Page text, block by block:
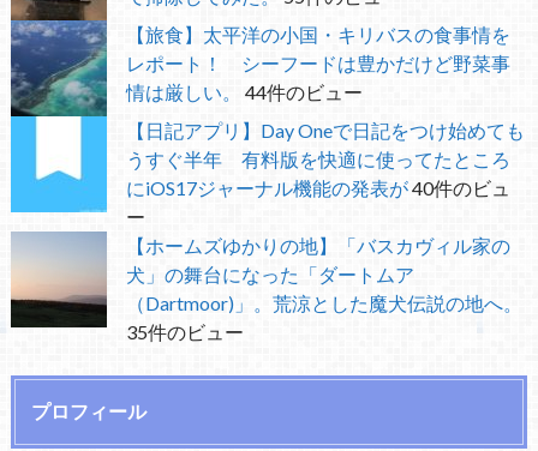
【旅食】太平洋の小国・キリバスの食事情を
レポート！ シーフードは豊かだけど野菜事
情は厳しい。
44件のビュー
【日記アプリ】Day Oneで日記をつけ始めても
うすぐ半年 有料版を快適に使ってたところ
にiOS17ジャーナル機能の発表が40件のビュ
ー
【ホームズゆかりの地】「バスカヴィル家の
犬」の舞台になった「ダートムア
（Dartmoor)」。荒涼とした魔犬伝説の地へ。
35件のビュー
プロフィール